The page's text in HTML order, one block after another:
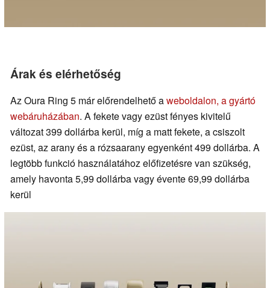
Árak és elérhetőség
Az Oura Ring 5 már előrendelhető aweboldalon, a gyártó
webáruházában. A fekete vagy ezüst fényes kivitelű
változat 399 dollárba kerül, míg a matt fekete, a csiszolt
ezüst, az arany és a rózsaarany egyenként 499 dollárba. A
legtöbb funkció használatához előfizetésre van szükség,
amely havonta 5,99 dollárba vagy évente 69,99 dollárba
kerül